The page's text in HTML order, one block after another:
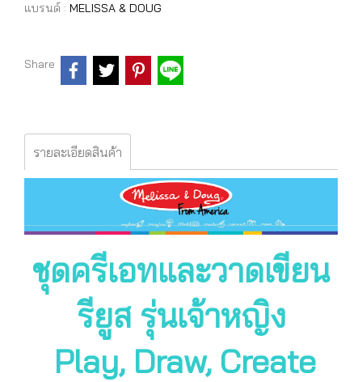
แบรนด์ : MELISSA & DOUG
Share
รายละเอียดสินค้า
ชุดครีเอทและวาดเขียน
รียูส รุ่นเจ้าหญิง
Play, Draw, Create